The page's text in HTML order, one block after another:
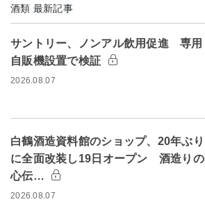
酒類 最新記事
サントリー、ノンアル飲用促進 専用
自販機設置で検証
2026.08.07
白鶴酒造資料館のショップ、20年ぶり
に全面改装し19日オープン 酒造りの
心伝…
2026.08.07